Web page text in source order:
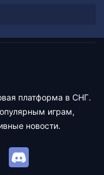
платформа в СНГ.
играм,
новости.